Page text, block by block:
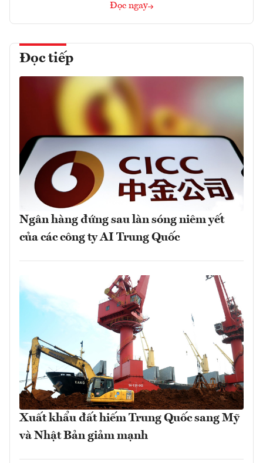
Đọc ngay
Đọc tiếp
Ngân hàng đứng sau làn sóng niêm yết
của các công ty AI Trung Quốc
Xuất khẩu đất hiếm Trung Quốc sang Mỹ
và Nhật Bản giảm mạnh